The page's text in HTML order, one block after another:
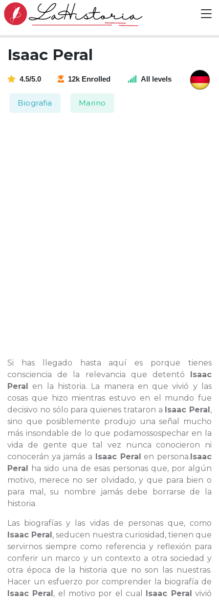
Isaac Peral
4.5/5.0 12k Enrolled All levels
Biografia Marino
Si has llegado hasta aquí es porque tienes
consciencia de la relevancia que detentó Isaac
Peral en la historia. La manera en que vivió y las
cosas que hizo mientras estuvo en el mundo fue
decisivo no sólo para quienes trataron a Isaac Peral,
sino que posiblemente produjo una señal mucho
más insondable de lo que podamossospechar en la
vida de gente que tal vez nunca conocieron ni
conocerán ya jamás a Isaac Peral en persona.Isaac
Peral ha sido una de esas personas que, por algún
motivo, merece no ser olvidado, y que para bien o
para mal, su nombre jamás debe borrarse de la
historia.
Las biografías y las vidas de personas que, como
Isaac Peral, seducen nuestra curiosidad, tienen que
servirnos siempre como referencia y reflexión para
conferir un marco y un contexto a otra sociedad y
otra época de la historia que no son las nuestras.
Hacer un esfuerzo por comprender la biografía de
Isaac Peral, el motivo por el cual Isaac Peral vivió